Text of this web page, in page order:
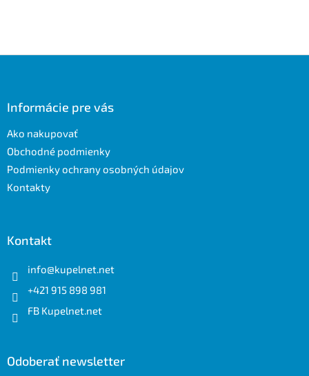
Informácie pre vás
Ako nakupovať
Obchodné podmienky
Podmienky ochrany osobných údajov
Kontakty
Kontakt
info@kupelnet.net
+421 915 898 981
FB Kupelnet.net
Odoberať newsletter